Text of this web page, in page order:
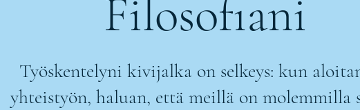
Filosofiani
Työskentelyni kivijalka on selkeys: kun
yhteistyön, haluan, että meillä on molemmilla